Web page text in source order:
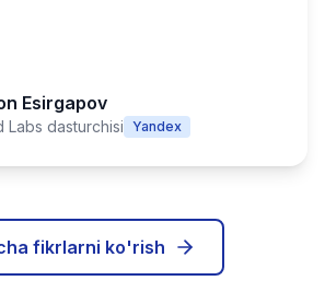
Esirgapov
Labs dasturchisi Yandex
fikrlarni ko'rish